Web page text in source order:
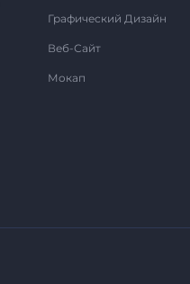
Графический Дизайн
Веб-Сайт
Мокап